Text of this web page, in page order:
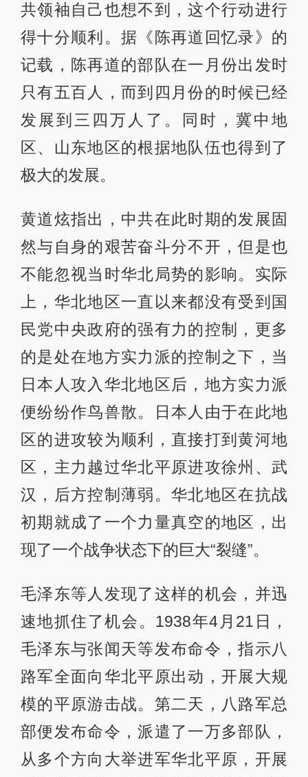
共领袖自己也想不到，这个行动进行
得十分顺利。据《陈再道回忆录》的
记载，陈再道的部队在一月份出发时
只有五百人，而到四月份的时候已经
发展到三四万人了。同时，冀中地
区、山东地区的根据地队伍也得到了
极大的发展。
黄道炫指出，中共在此时期的发展固
然与自身的艰苦奋斗分不开，但是也
不能忽视当时华北局势的影响。实际
上，华北地区一直以来都没有受到国
民党中央政府的强有力的控制，更多
的是处在地方实力派的控制之下，当
日本人攻入华北地区后，地方实力派
便纷纷作鸟兽散。日本人由于在此地
区的进攻较为顺利，直接打到黄河地
区，主力越过华北平原进攻徐州、武
汉，后方控制薄弱。华北地区在抗战
初期就成了一个力量真空的地区，出
现了一个战争状态下的巨大“裂缝”。
毛泽东等人发现了这样的机会，并迅
速地抓住了机会。1938年4月21日，
毛泽东与张闻天等发布命令，指示八
路军全面向华北平原出动，开展大规
模的平原游击战。第二天，八路军总
部便发布命令，派遣了一万多部队，
从多个方向大举进军华北平原，开展